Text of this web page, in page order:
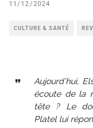
11/12/2024
CULTURE & SANTÉ
Aujourd’hui,
écoute de la
tête ? Le
Platel lui